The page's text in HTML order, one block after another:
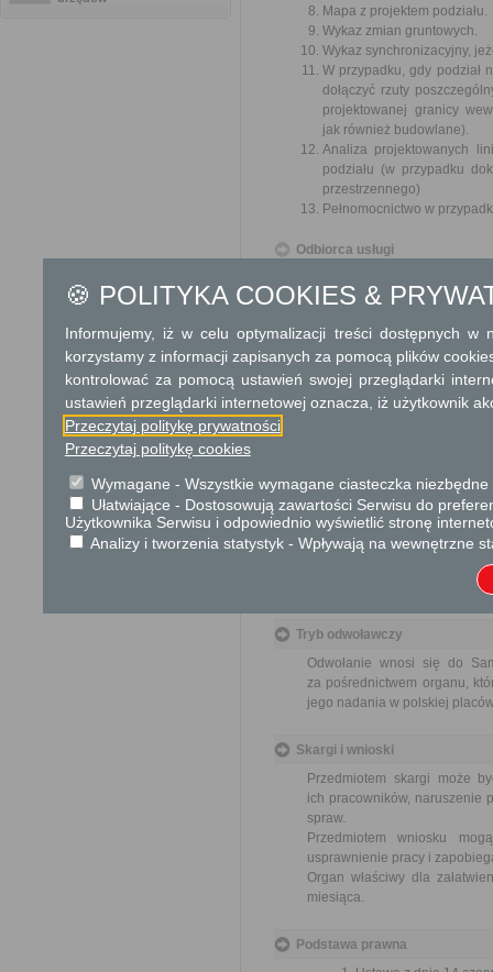
Mapa z projektem podziału.
Wykaz zmian gruntowych.
Wykaz synchronizacyjny,
W przypadku, gdy podział
dołączyć rzuty
projektowanej granicy
jak również budowlane).
Analiza projektowanych
podziału (w przypadku
przestrzennego)
Pełnomocnictwo w
Odbiorca usługi
Sprawa załatwiana jest
terminu nie wlicza się
zawieszenia postępowania
od organu).
Dodatkowe
Opłata
Wniosek o podział
17 zł opłata skarbowa za
Tryb odwoławczy
Odwołanie wnosi się do
za pośrednictwem organu,
jego nadania w polskiej
Skargi i wnioski
Przedmiotem skargi może
ich pracowników, naruszenie
spraw.
Przedmiotem wniosku
usprawnienie pracy i
Organ właściwy dla
miesiąca.
Podstawa prawna
🍪 POLITYKA COOKIES &
Informujemy, iż w celu optymalizacji treści dostępnych w
korzystamy z informacji zapisanych za pomocą plików
kontrolować za pomocą ustawień swojej przeglądarki
ustawień przeglądarki internetowej oznacza, iż użytkownik
Przeczytaj politykę prywatności
Przeczytaj politykę cookies
Wymagane - Wszystkie wymagane ciasteczka
Ułatwiające - Dostosowują zawartości Serwisu do
Użytkownika Serwisu i odpowiednio wyświetlić stronę
Analizy i tworzenia statystyk - Wpływają na wewnętrzne